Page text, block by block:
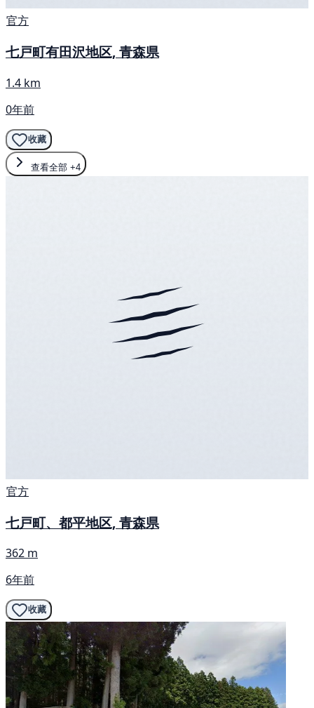
官方
七戸町有田沢地区, 青森県
1.4 km
0年前
收藏
查看全部 +4
官方
七戸町、都平地区, 青森県
362 m
6年前
收藏